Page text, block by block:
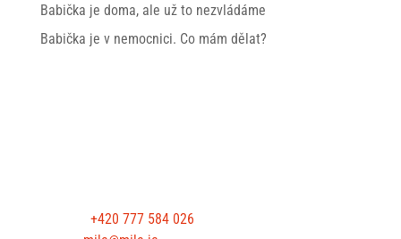
Babička je doma, ale už to nezvládáme
Babička je v nemocnici. Co mám dělat?
+420 777 584 026